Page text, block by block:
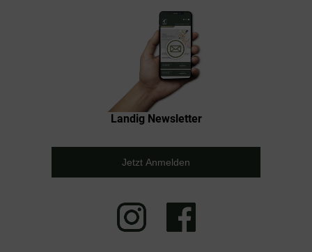
Landig Newsletter
Jetzt Anmelden